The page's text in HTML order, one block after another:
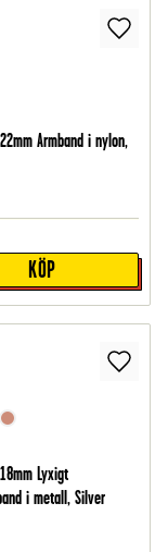
Armband i nylon,
KÖP
Lyxigt
i metall, Silver